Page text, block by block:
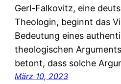
Gerl-Falkovitz, eine
Theologin, beginnt das
Bedeutung eines
theologischen
betont, dass solche
März 10, 2023